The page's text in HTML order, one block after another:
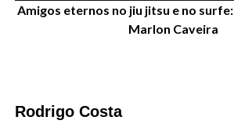
Amigos eternos no jiu jitsu e no surfe:
Marlon Caveira
Rodrigo Costa